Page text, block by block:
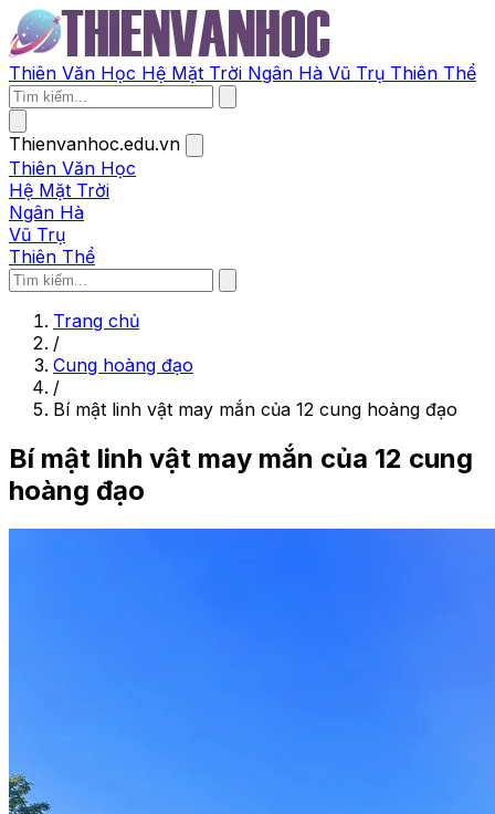
Thiên Văn Học Hệ Mặt Trời Ngân Hà Vũ Trụ Thiên Thể
Thienvanhoc.edu.vn
Thiên Văn Học
Hệ Mặt Trời
Ngân Hà
Vũ Trụ
Thiên Thể
Trang chủ
/
Cung hoàng đạo
/
Bí mật linh vật may mắn của 12 cung hoàng đạo
Bí mật linh vật may mắn của 12 cung
hoàng đạo